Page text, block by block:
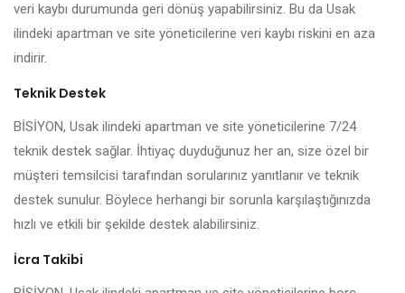
veri kaybı durumunda geri dönüş yapabilirsiniz. Bu da Usak
ilindeki apartman ve site yöneticilerine veri kaybı riskini en aza
indirir.
Teknik Destek
BİSİYON, Usak ilindeki apartman ve site yöneticilerine 7/24
teknik destek sağlar. İhtiyaç duyduğunuz her an, size özel bir
müşteri temsilcisi tarafından sorularınız yanıtlanır ve teknik
destek sunulur. Böylece herhangi bir sorunla karşılaştığınızda
hızlı ve etkili bir şekilde destek alabilirsiniz.
İcra Takibi